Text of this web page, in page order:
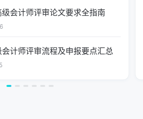
会计师评审论文要求全指南
计师评审流程及申报要点汇总